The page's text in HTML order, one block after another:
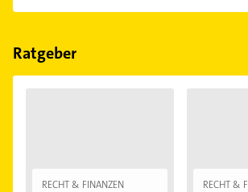
Das Angebot umfasst unter anderem
Falträder.
Ratgeber
RECHT & FINANZEN RECHT &